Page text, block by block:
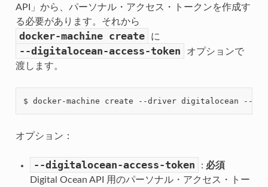
API」から、パーソナル・アクセス・トークンを作成す
る必要があります。それから
docker-machine create に
--digitalocean-access-token
オプションで
渡します。
$ docker-machine create --driver digitalocean --
オプション：
--digitalocean-access-token : 必須
Digital Ocean API 用のパーソナル・アクセス・トー